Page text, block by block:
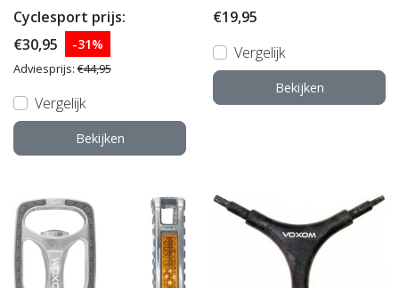
Cyclesport prijs:
€30,95
-31%
Adviesprijs: €44,95
Vergelijk
Bekijken
€19,95
Vergelijk
Bekijken